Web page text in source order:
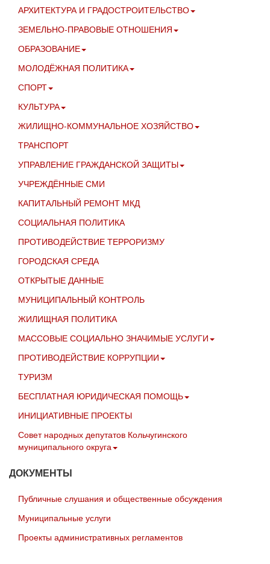
АРХИТЕКТУРА И ГРАДОСТРОИТЕЛЬСТВО
ЗЕМЕЛЬНО-ПРАВОВЫЕ ОТНОШЕНИЯ
ОБРАЗОВАНИЕ
МОЛОДЁЖНАЯ ПОЛИТИКА
СПОРТ
КУЛЬТУРА
ЖИЛИЩНО-КОММУНАЛЬНОЕ ХОЗЯЙСТВО
ТРАНСПОРТ
УПРАВЛЕНИЕ ГРАЖДАНСКОЙ ЗАЩИТЫ
УЧРЕЖДЁННЫЕ СМИ
КАПИТАЛЬНЫЙ РЕМОНТ МКД
СОЦИАЛЬНАЯ ПОЛИТИКА
ПРОТИВОДЕЙСТВИЕ ТЕРРОРИЗМУ
ГОРОДСКАЯ СРЕДА
ОТКРЫТЫЕ ДАННЫЕ
МУНИЦИПАЛЬНЫЙ КОНТРОЛЬ
ЖИЛИЩНАЯ ПОЛИТИКА
МАССОВЫЕ СОЦИАЛЬНО ЗНАЧИМЫЕ УСЛУГИ
ПРОТИВОДЕЙСТВИЕ КОРРУПЦИИ
ТУРИЗМ
БЕСПЛАТНАЯ ЮРИДИЧЕСКАЯ ПОМОЩЬ
ИНИЦИАТИВНЫЕ ПРОЕКТЫ
Совет народных депутатов Кольчугинского
муниципального округа
ДОКУМЕНТЫ
Публичные слушания и общественные обсуждения
Муниципальные услуги
Проекты административных регламентов